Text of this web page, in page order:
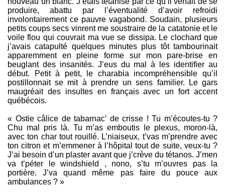
produire, abattu par l’éventualité d’avoir refroidi
involontairement ce pauvre vagabond. Soudain, plusieurs
petits coups secs vinrent me soustraire de la catatonie et le
voile flou qui couvrait ma vue se dissipa. Le clochard que
j’avais catapulté quelques minutes plus tôt tambourinait
apparemment en pleine forme sur mon pare-brise en
beuglant des insanités. J’eus du mal à les identifier au
début. Petit à petit, le charabia incompréhensible qu’il
postillonnait se mit à prendre un sens familier. Le gars
maugréait des insultes en français avec un fort accent
québécois.
« Ostie câlice de tabarnac’ de crisse ! Tu m’écoutes-tu ?
Chu mal pris là. Tu m’as emboutis le plexus, moron-là,
avec ton char tout rouillé. L’niaiseux, t’vas m’prendre avec
ton citron et m’emmener à l’hôpital tout de suite, veux-tu ?
J’ai besoin d’un plaster avant que j’crève du tétanos. J’men
va t’péter le windshield , nono, s’tu m’ouvres pas la
portière. J’va quand même pas faire du pouce aux
ambulances ? »